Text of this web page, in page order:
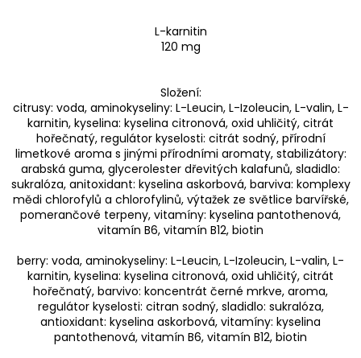
L-karnitin
120 mg
Složení:
citrusy: voda, aminokyseliny: L-Leucin, L-Izoleucin, L-valin, L-
karnitin, kyselina: kyselina citronová, oxid uhličitý, citrát
hořečnatý, regulátor kyselosti: citrát sodný, přírodní
limetkové aroma s jinými přírodními aromaty, stabilizátory:
arabská guma, glycerolester dřevitých kalafunů, sladidlo:
sukralóza, anitoxidant: kyselina askorbová, barviva: komplexy
mědi chlorofylů a chlorofylinů, výtažek ze světlice barvířské,
pomerančové terpeny, vitamíny: kyselina pantothenová,
vitamín B6, vitamín B12, biotin
berry: voda, aminokyseliny: L-Leucin, L-Izoleucin, L-valin, L-
karnitin, kyselina: kyselina citronová, oxid uhličitý, citrát
hořečnatý, barvivo: koncentrát černé mrkve, aroma,
regulátor kyselosti: citran sodný, sladidlo: sukralóza,
antioxidant: kyselina askorbová, vitamíny: kyselina
pantothenová, vitamín B6, vitamín B12, biotin